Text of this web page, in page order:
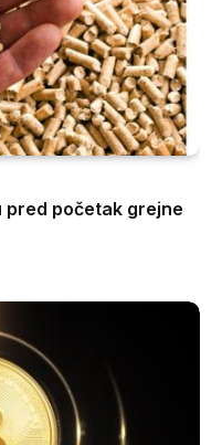
pred početak grejne